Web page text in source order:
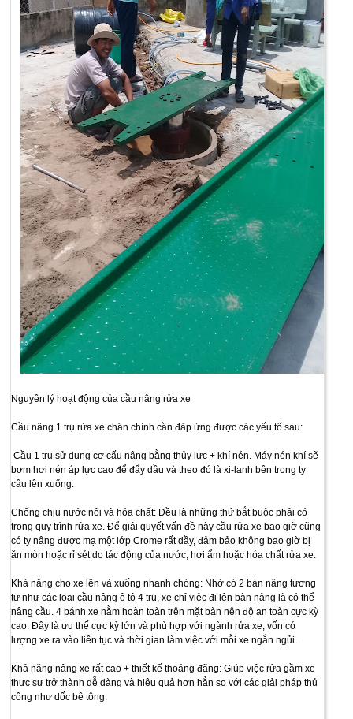
Nguyên lý hoạt động của cầu nâng rửa xe
Cầu nâng 1 trụ rửa xe chân chính cần đáp ứng được các yếu tố sau:
Cầu 1 trụ sử dụng cơ cấu nâng bằng thủy lực + khí nén. Máy nén khí sẽ
bơm hơi nén áp lực cao để đẩy dầu và theo đó là xi-lanh bên trong ty
cầu lên xuống.
Chống chịu nước nôi và hóa chất: Đều là những thứ bắt buộc phải có
trong quy trình rửa xe. Để giải quyết vấn đề này cầu rửa xe bao giờ cũng
có ty nâng được mạ một lớp Crome rất dầy, đảm bảo không bao giờ bị
ăn mòn hoặc rỉ sét do tác động của nước, hơi ẩm hoặc hóa chất rửa xe.
Khả năng cho xe lên và xuống nhanh chóng: Nhờ có 2 bàn nâng tương
tự như các loại cầu nâng ô tô 4 trụ, xe chỉ việc đi lên bàn nâng là có thể
nâng cầu. 4 bánh xe nằm hoàn toàn trên mặt bàn nên độ an toàn cực kỳ
cao. Đây là ưu thế cực kỳ lớn và phù hợp với ngành rửa xe, vốn có
lượng xe ra vào liên tục và thời gian làm việc với mỗi xe ngắn ngủi.
Khả năng nâng xe rất cao + thiết kế thoáng đãng: Giúp việc rửa gầm xe
thực sự trở thành dễ dàng và hiệu quả hơn hẳn so với các giải pháp thủ
công như dốc bê tông.